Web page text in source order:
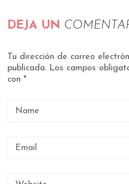
DEJA UN
Tu dirección de correo
publicada. Los campos
con *